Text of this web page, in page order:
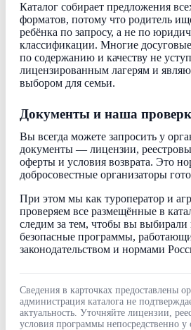
Каталог собирает предложения
форматов, потому что родитель
ребёнка по запросу, а не по
классификации. Многие
по содержанию и качеству не
лицензированным лагерям и
выбором для семьи.
Документы и наша
Вы всегда можете запросить у
документы — лицензии,
оферты и условия возврата. Это
добросовестные организаторы
При этом мы как туроператор и
проверяем все размещённые в
следим за тем, чтобы вы выбирали
безопасные программы,
законодательством и нормами
Сведения в карточках предоставлены
администрация каталога не
актуальность. Уточняйте лицензии,
условия программы непосредственно у